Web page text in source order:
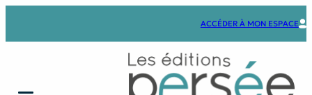
ACCÉDER À MON ESPACE